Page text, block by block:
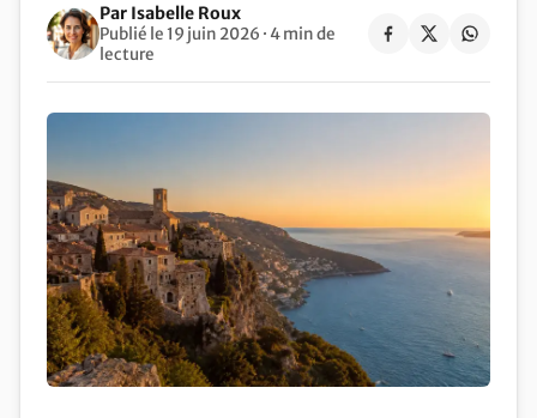
Par Isabelle Roux
Publié le 19 juin 2026 · 4 min de
lecture